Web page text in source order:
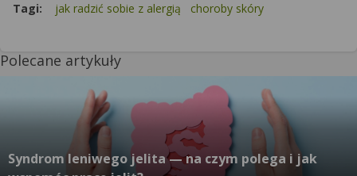
Tagi:
jak radzić sobie z alergią choroby skóry
Polecane artykuły
Syndrom leniwego jelita — na czym polega i jak